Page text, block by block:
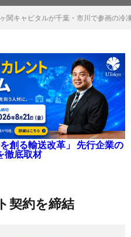
関キャピタルが千葉・市川で参画の冷
創る輸送改革」 先行企業の
徹底取材
契約を締結